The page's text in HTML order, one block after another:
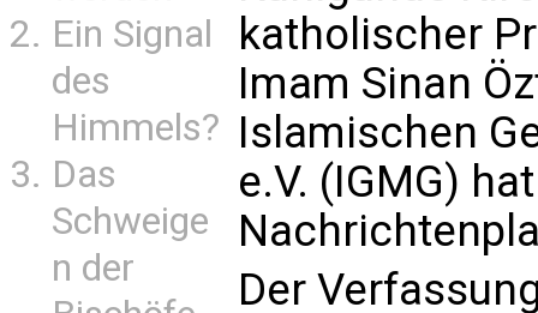
Ein Signal
des
Himmels?
Das
Schweige
n der
katholischer
Imam Sinan
Islamischen
e.V. (IGMG)
Der